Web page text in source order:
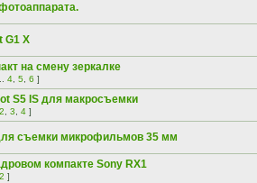
G1 X
на смену зеркалке
4 5 6 ]
S5 IS для макросъемки
2 3 4 ]
съемки микрофильмов 35 мм
компакте Sony RX1
2 ]